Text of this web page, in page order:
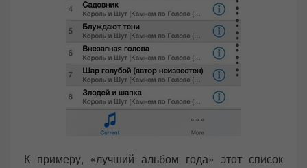
К примеру, «лучший альбом года» этот список